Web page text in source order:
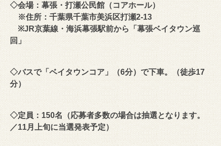
◇会場：幕張・打瀬公民館（コアホール）
※住所：千葉県千葉市美浜区打瀬2-13
※JR京葉線・海浜幕張駅前から「幕張ベイタウン巡
回」
◇バスで「ベイタウンコア」（6分）で下車。（徒歩17
分）
◇定員：150名（応募者多数の場合は抽選となります。
／11月上旬に当選発表予定）